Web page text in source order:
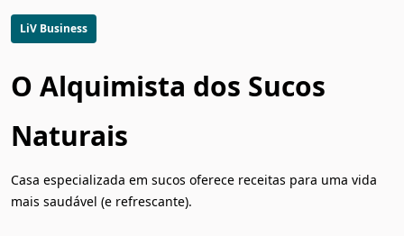
LiV Business
O Alquimista dos Sucos
Naturais
Casa especializada em sucos oferece receitas para uma vida
mais saudável (e refrescante).